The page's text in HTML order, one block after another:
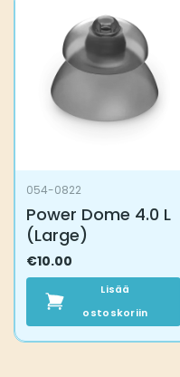
054-0822
Power Dome 4.0 L
(Large)
€10.00
Lisää
ostoskoriin